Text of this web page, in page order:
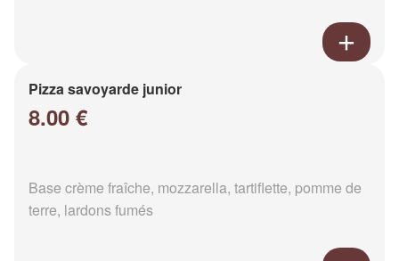
Pizza savoyarde junior
8.00 €
Base crème fraîche, mozzarella, tartiflette, pomme de
terre, lardons fumés